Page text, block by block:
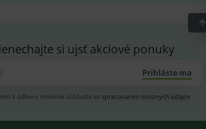
si ujsť akciové ponuky
Prihláste ma
k odberu noviniek súhlasíte so spracovaním osobných údajov